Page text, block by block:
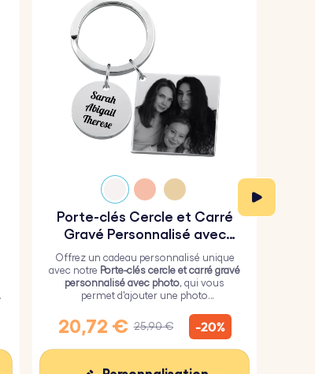
Porte-clés Cercle et Carré
Gravé Personnalisé avec
Offrez un cadeau personnalisé unique
avec notre Porte-clés cercle et carré gravé
personnalisé avec photo, qui vous
permet d'ajouter une photo
votre choix sur le cercle.
20,72 € 25,90 € -20%